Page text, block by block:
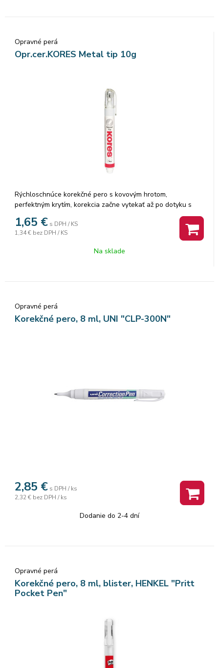
Opravné perá
Opr.cer.KORES Metal tip 10g
Rýchloschnúce korekčné pero s kovovým hrotom,
perfektným krytím, korekcia začne vytekať až po dotyku s
1,65 € s DPH / KS
1,34 € bez DPH / KS
Na sklade
Opravné perá
Korekčné pero, 8 ml, UNI "CLP-300N"
2,85 € s DPH / ks
2,32 € bez DPH / ks
Dodanie do 2-4 dní
Opravné perá
Korekčné pero, 8 ml, blister, HENKEL "Pritt
Pocket Pen"